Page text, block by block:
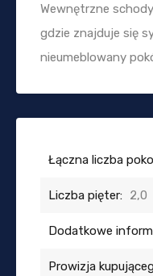
Wewnętrzne
gdzie znajduje się
nieumeblowany
Łączna liczba
Liczba pięter: 2,0
Dodatkowe
Prowizja